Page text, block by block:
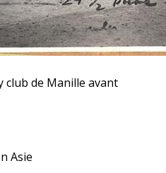
club de Manille avant
Asie